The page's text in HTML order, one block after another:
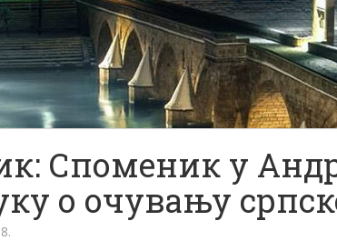
Споменик у
о очувању